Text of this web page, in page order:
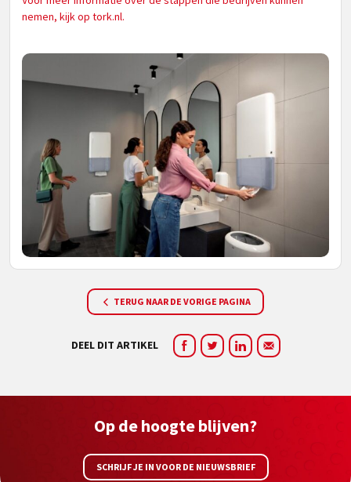
nemen, kijk op tork.nl.
TERUG NAAR DE VORIGE PAGINA
DEEL DIT ARTIKEL
Op de hoogte blijven?
SCHRIJF JE IN VOOR DE NIEUWSBRIEF